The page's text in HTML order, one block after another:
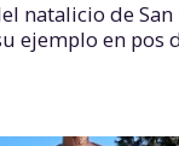
natalicio de
ejemplo en pos